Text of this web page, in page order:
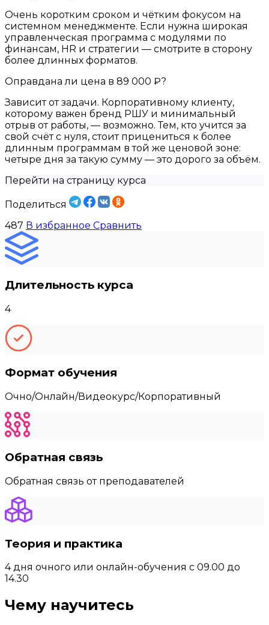
Очень коротким сроком и чётким фокусом на
системном менеджменте. Если нужна широкая
управленческая программа с модулями по
финансам, HR и стратегии — смотрите в сторону
более длинных форматов.
Оправдана ли цена в 89 000 ₽?
Зависит от задачи. Корпоративному клиенту,
которому важен бренд РШУ и минимальный
отрыв от работы, — возможно. Тем, кто учится за
свой счёт с нуля, стоит прицениться к более
длинным программам в той же ценовой зоне:
четыре дня за такую сумму — это дорого за объём.
Перейти на страницу курса
Поделиться
487 В избранное Сравнить
Длительность курса
4
Формат обучения
Очно/Онлайн/Видеокурс/Корпоративный
Обратная связь
Обратная связь от преподавателей
Теория и практика
4 дня очного или онлайн-обучения с 09.00 до
14.30
Чему научитесь